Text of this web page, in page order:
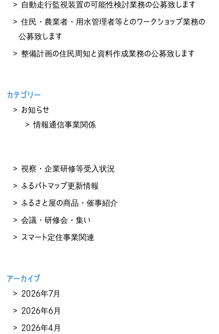
自動走行監視装置の可能性検討業務の公募致します
住民・農業者・用水管理者等とのワークショップ業務の
公募致します
整備計画の住民周知と資料作成業務の公募致します
カテゴリー
お知らせ
情報通信事業関係
視察・企業研修等受入状況
ふるパトマップ更新情報
ふるさと屋の商品・催事紹介
会議・研修会・集い
スマート定住事業関連
アーカイブ
2026年7月
2026年6月
2026年4月